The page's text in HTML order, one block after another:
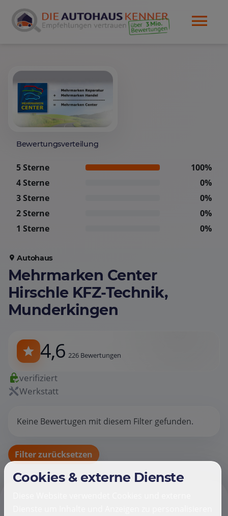
Bewertungsverteilung
5 Sterne
100%
4 Sterne
0%
3 Sterne
0%
2 Sterne
0%
1 Sterne
0%
Autohaus
Mehrmarken Center
Hirschle KFZ-Technik,
Munderkingen
4,6 226 Bewertungen
verifiziert
Werkstatt
Keine Bewertugen mit diesem Filter gefunden.
Filter zurücksetzen
Cookies & externe Dienste